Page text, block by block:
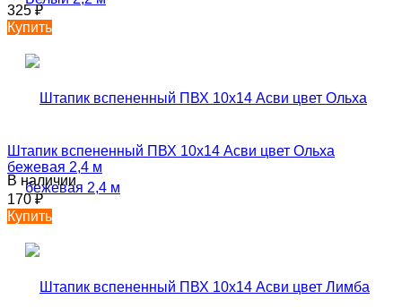
325₽
Купить
Штапик вспененный ПВХ 10х14 Асви цвет Ольха
бежевая 2,4 м
В наличии
170₽
Купить